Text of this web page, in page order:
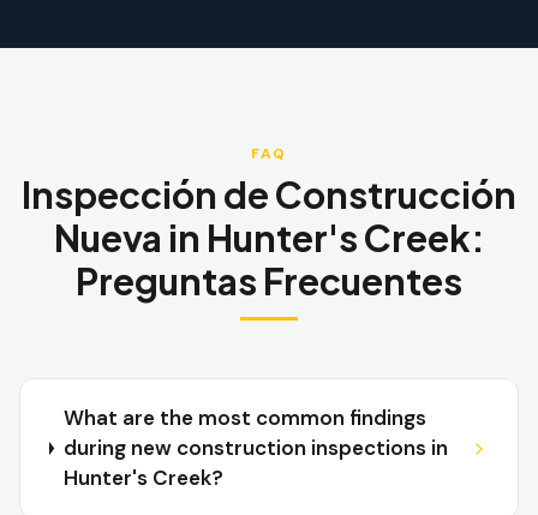
FAQ
Inspección de Construcción
Nueva in Hunter's Creek:
Preguntas Frecuentes
What are the most common findings
during new construction inspections in
Hunter's Creek?